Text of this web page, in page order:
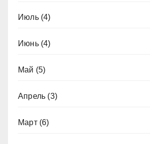
Июль(4)
Июнь(4)
Май (5)
Апрель (3)
Март(6)